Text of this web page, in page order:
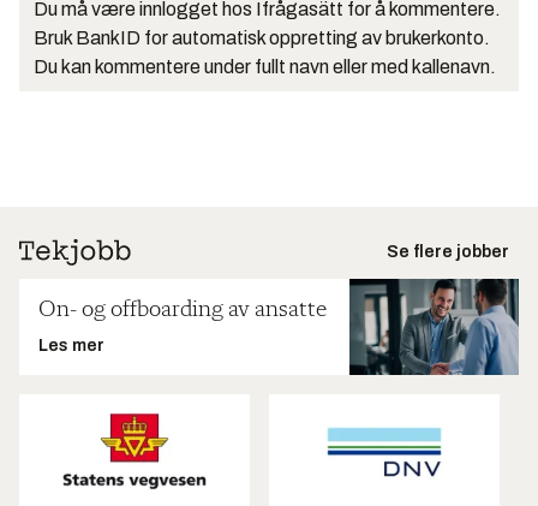
Du må være innlogget hos Ifrågasätt for å kommentere.
Bruk BankID for automatisk oppretting av brukerkonto.
Du kan kommentere under fullt navn eller med kallenavn.
Se flere jobber
On- og offboarding av ansatte
Les mer